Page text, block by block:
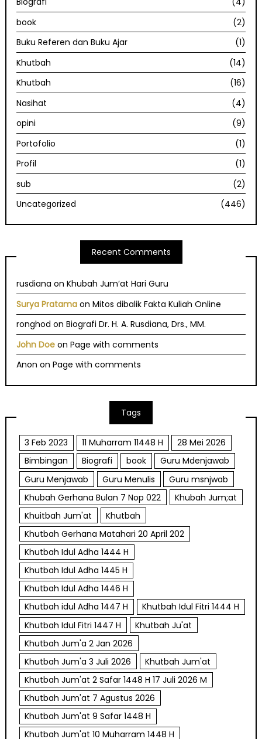
book
(2)
Buku Referen dan Buku Ajar
(1)
Khutbah
(14)
Khutbah
(16)
Nasihat
(4)
opini
(9)
Portofolio
(1)
Profil
(1)
sub
(2)
Uncategorized
(446)
Recent Comments
rusdiana onKhubah Jum’at Hari Guru
Surya Pratama onMitos dibalik Fakta Kuliah Online
ronghod onBiografi Dr. H. A. Rusdiana, Drs., MM.
John Doe onPage with comments
Anon onPage with comments
Tags
3 Feb 2023 11 Muharram 11448 H
28 Mei 2026
Bimbingan
Biografi book
Guru Mdenjawab
Guru Menjawab
Guru Menulis
Guru msnjwab
Khubah Gerhana Bulan 7 Nop 022
Khubah Jum;at
Khuitbah Jum'at
Khutbah
Khutbah Gerhana Matahari 20 April 202
Khutbah Idul Adha 1444 H
Khutbah Idul Adha 1445 H
Khutbah Idul Adha 1446 H
Khutbah idul Adha 1447 H
Khutbah Idul Fitri 1444 H
Khutbah Idul Fitri 1447 H
Khutbah Ju'at
Khutbah Jum'a 2 Jan 2026
Khutbah Jum'a 3 Juli 2026
Khutbah Jum'at
Khutbah Jum'at 2 Safar 1448 H 17 Juli 2026 M
Khutbah Jum'at 7 Agustus 2026
Khutbah Jum'at 9 Safar 1448 H
Khutbah Jum'at 10 Muharram 1448 H